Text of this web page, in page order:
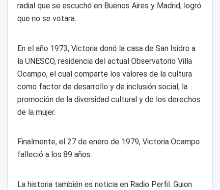
radial que se escuchó en Buenos Aires y Madrid, logró
que no se votara.
En el año 1973, Victoria donó la casa de San Isidro a
la UNESCO, residencia del actual Observatorio Villa
Ocampo, el cual comparte los valores de la cultura
como factor de desarrollo y de inclusión social, la
promoción de la diversidad cultural y de los derechos
de la mujer.
Finalmente, el 27 de enero de 1979, Victoria Ocampo
falleció a los 89 años.
La historia también es noticia en Radio Perfil. Guion